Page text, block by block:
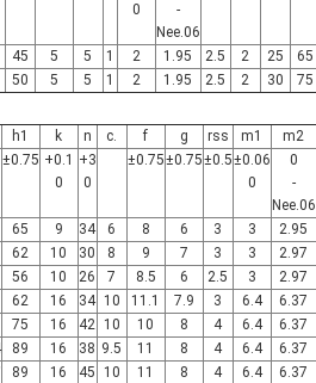
0
-
Nee.06
45 5 5 1 2 1.95 2.5 2 25
65
50 5 5 1 2 1.95 2.5 2 30 75
h1 k n c. f g rss m1
m2
±0.75 +0.1
0
+3
0
±0.75±0.75±0.5±0.06
0
0
-
Nee.06
65 9 34 6 8 6 3 3
2.95
62 10 30 8 9 7 3 3
2.97
56 10 26 7 8.5 6 2.5 3
2.97
62 16 34 10 11.1 7.9 3 6.4
6.37
75 16 42 10 10 8 4 6.4
6.37
89 16 38 9.5 11 8 4 6.4
6.37
89 16 45 10 11 8 4 6.4
6.37